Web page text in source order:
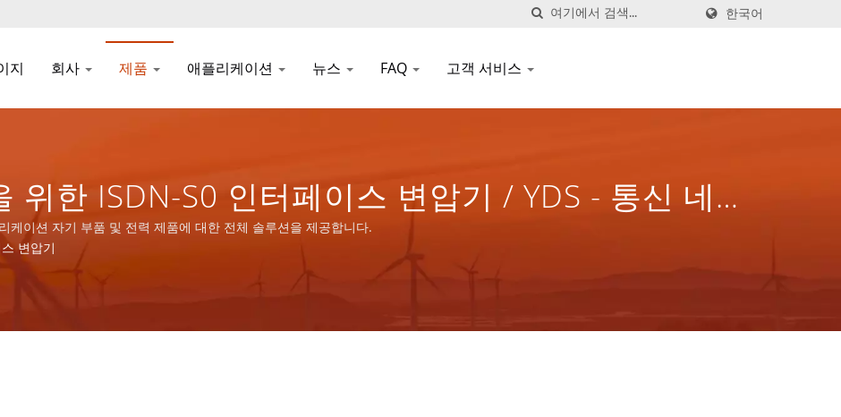
한국어
지 회사 제품 애플리케이션 뉴스 FAQ 고객 서비스
위한 ISDN-S0 인터페이스 변압기 / YDS - 통신 네트
기 부품 및 전력 제품에 대한 전체 솔루션을 제공합
케이션 자기 부품 및 전력 제품에 대한 전체 솔루션을 제공합니다.
변압기